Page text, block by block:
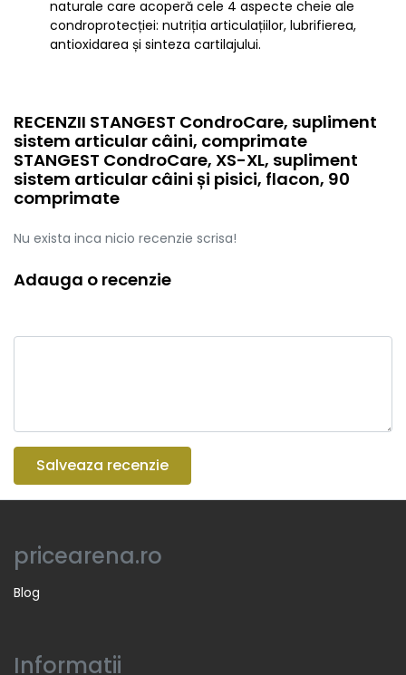
naturale care acoperă cele 4 aspecte cheie ale
condroprotecției: nutriția articulațiilor, lubrifierea,
antioxidarea și sinteza cartilajului.
RECENZII STANGEST CondroCare, supliment
sistem articular câini, comprimate
STANGEST CondroCare, XS-XL, supliment
sistem articular câini și pisici, flacon, 90
comprimate
Nu exista inca nicio recenzie scrisa!
Adauga o recenzie
Salveaza recenzie
pricearena.ro
Blog
Informatii